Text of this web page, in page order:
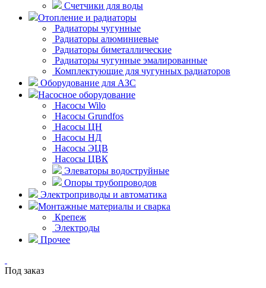
Счетчики для воды
Отопление и радиаторы
Радиаторы чугунные
Радиаторы алюминиевые
Радиаторы биметаллические
Радиаторы чугунные эмалированные
Комплектующие для чугунных радиаторов
Оборудование для АЗС
Насосное оборудование
Насосы Wilo
Насосы Grundfos
Насосы ЦН
Насосы НД
Насосы ЭЦВ
Насосы ЦВК
Элеваторы водоструйные
Опоры трубопроводов
Электроприводы и автоматика
Монтажные материалы и сварка
Крепеж
Электроды
Прочее
Под заказ